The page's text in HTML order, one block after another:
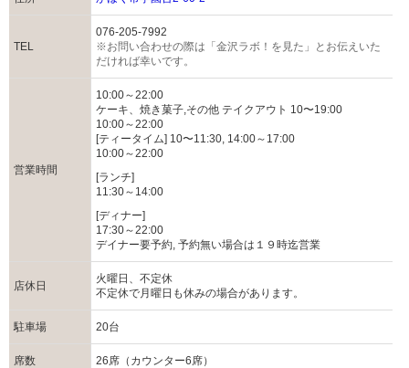
TEL
076-205-7992
※お問い合わせの際は「金沢ラボ！を見た」とお伝えいた
だければ幸いです。
営業時間
10:00～22:00
ケーキ、焼き菓子,その他 テイクアウト 10〜19:00
10:00～22:00
[ティータイム] 10〜11:30, 14:00～17:00
10:00～22:00
[ランチ]
11:30～14:00
[ディナー]
17:30～22:00
デイナー要予約, 予約無い場合は１９時迄営業
店休日
火曜日、不定休
不定休で月曜日も休みの場合があります。
駐車場 20台
席数 26席（カウンター6席）